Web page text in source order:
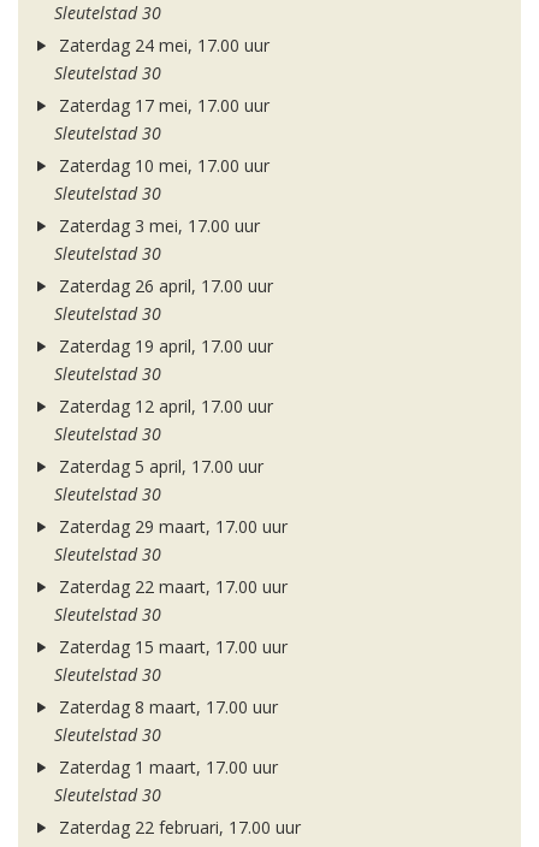
Sleutelstad 30
Zaterdag 24 mei, 17.00 uur
Sleutelstad 30
Zaterdag 17 mei, 17.00 uur
Sleutelstad 30
Zaterdag 10 mei, 17.00 uur
Sleutelstad 30
Zaterdag 3 mei, 17.00 uur
Sleutelstad 30
Zaterdag 26 april, 17.00 uur
Sleutelstad 30
Zaterdag 19 april, 17.00 uur
Sleutelstad 30
Zaterdag 12 april, 17.00 uur
Sleutelstad 30
Zaterdag 5 april, 17.00 uur
Sleutelstad 30
Zaterdag 29 maart, 17.00 uur
Sleutelstad 30
Zaterdag 22 maart, 17.00 uur
Sleutelstad 30
Zaterdag 15 maart, 17.00 uur
Sleutelstad 30
Zaterdag 8 maart, 17.00 uur
Sleutelstad 30
Zaterdag 1 maart, 17.00 uur
Sleutelstad 30
Zaterdag 22 februari, 17.00 uur